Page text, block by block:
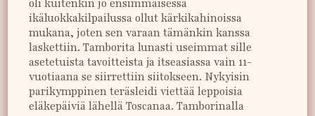
oli kuitenkin jo ensimmäisessä
ikäluokkakilpailussa ollut kärkikahinoissa
mukana, joten sen varaan tämänkin kanssa
laskettiin. Tamborita lunasti useimmat sille
asetetuista tavoitteista ja itseasiassa vain 11-
vuotiaana se siirrettiin siitokseen. Nykyisin
parikymppinen teräsleidi viettää leppoisia
eläkepäiviä lähellä Toscanaa. Tamborinalla